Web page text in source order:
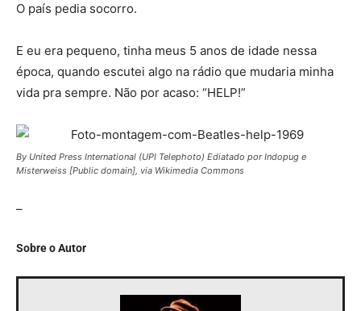
O país pedia socorro.
E eu era pequeno, tinha meus 5 anos de idade nessa
época, quando escutei algo na rádio que mudaria minha
vida pra sempre. Não por acaso: “HELP!”
By United Press International (UPI Telephoto) Ediatado por Indopug e
Misterweiss [Public domain], via Wikimedia Commons
–
Sobre o Autor